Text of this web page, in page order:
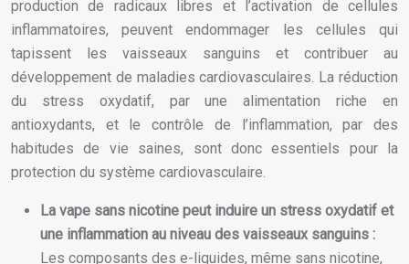
production de radicaux libres et l’activation de cellules
inflammatoires, peuvent endommager les cellules qui
tapissent les vaisseaux sanguins et contribuer au
développement de maladies cardiovasculaires. La réduction
du stress oxydatif, par une alimentation riche en
antioxydants, et le contrôle de l’inflammation, par des
habitudes de vie saines, sont donc essentiels pour la
protection du système cardiovasculaire.
La vape sans nicotine peut induire un stress oxydatif et
une inflammation au niveau des vaisseaux sanguins :
Les composants des e-liquides, même sans nicotine,